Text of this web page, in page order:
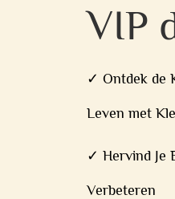
VIP
✓ Ontdek de
Leven met
✓ Hervind Je
Verbeteren